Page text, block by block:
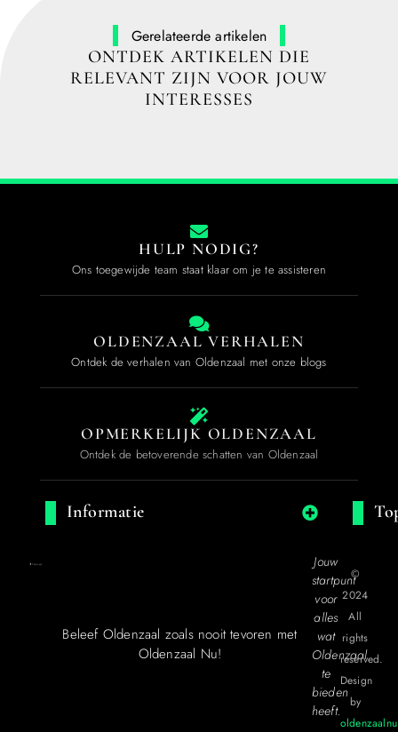
Gerelateerde artikelen
ONTDEK ARTIKELEN DIE
RELEVANT ZIJN VOOR JOUW
INTERESSES
HULP NODIG?
Ons toegewijde team staat klaar om je te assisteren
OLDENZAAL VERHALEN
Ontdek de verhalen van Oldenzaal met onze blogs
OPMERKELIJK OLDENZAAL
Ontdek de betoverende schatten van Oldenzaal
Informatie
Beleef Oldenzaal zoals nooit tevoren met
Oldenzaal Nu!
Jouw
startpunt
voor
alles
wat
Oldenzaal
te
bieden
heeft.
©
2024
All
rights
reserved.
Design
by